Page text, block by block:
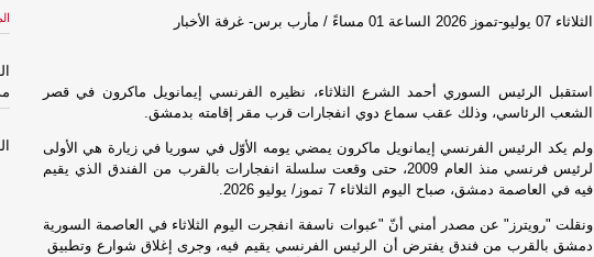
الثلاثاء 07 يوليو-تموز 2026 الساعة 01 مساءً / مأرب برس- غرفة الأخبار
استقبل الرئيس السوري أحمد الشرع الثلاثاء، نظيره الفرنسي إيمانويل ماكرون في قصر
الشعب الرئاسي، وذلك عقب سماع دوي انفجارات قرب مقر إقامته بدمشق.
ولم يكد الرئيس الفرنسي إيمانويل ماكرون يمضي يومه الأوّل في سوريا في زيارة هي الأولى
لرئيس فرنسي منذ العام 2009، حتى وقعت سلسلة انفجارات بالقرب من الفندق الذي يقيم
فيه في العاصمة دمشق، صباح اليوم الثلاثاء 7 تموز/ يوليو 2026.
ونقلت "رويترز" عن مصدر ​أمني أنّ "عبوات ‌ناسفة انفجرت اليوم الثلاثاء في العاصمة ​السورية
دمشق بالقرب ​من فندق يفترض أن ⁠الرئيس الفرنسي يقيم فيه، ​وجرى إغلاق شوارع وتطبيق ​